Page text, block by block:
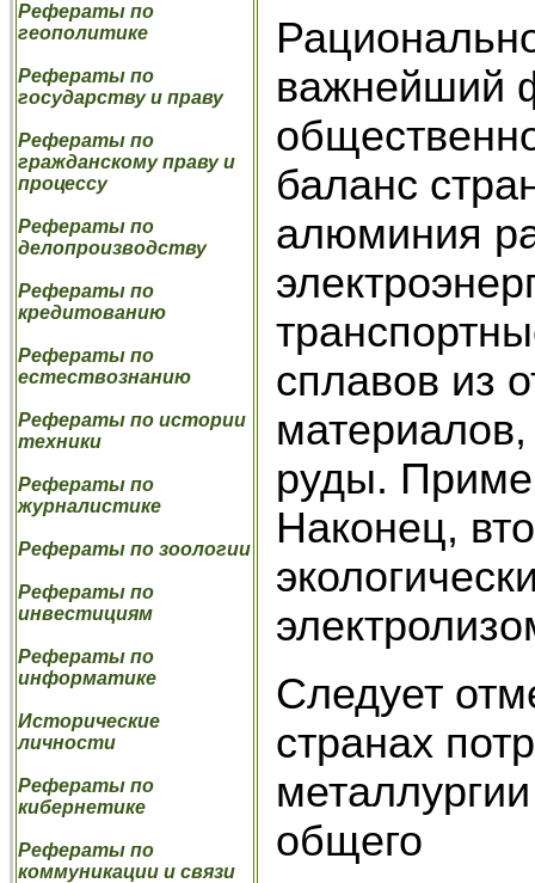
Рефераты по
геополитике
Рефераты по
государству и праву
Рефераты по
гражданскому праву и
процессу
Рефераты по
делопроизводству
Рефераты по
кредитованию
Рефераты по
естествознанию
Рефераты по истории
техники
Рефераты по
журналистике
Рефераты по зоологии
Рефераты по
инвестициям
Рефераты по
информатике
Исторические
личности
Рефераты по
кибернетике
Рефераты по
коммуникации и связи
важнейший
баланс
алюминия
сплавов из
руды.
Наконец,
Следует
странах
общего